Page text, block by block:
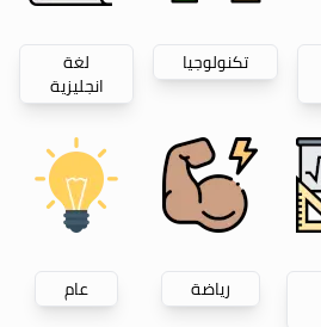
تكنولوجيا لغة
انجليزية
رياضة عام